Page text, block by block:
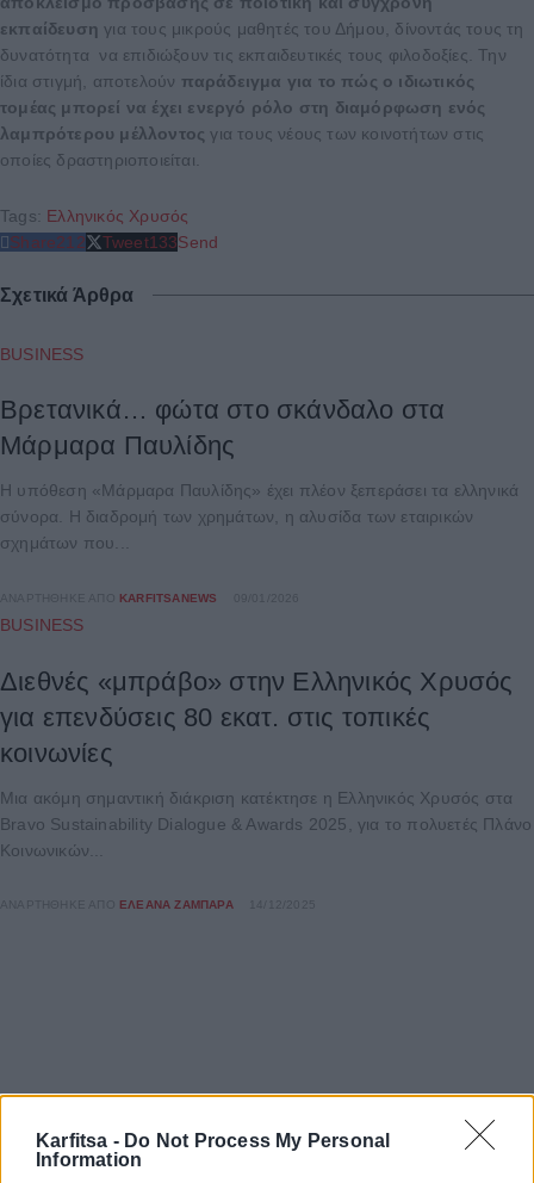
Karfitsa - Do Not Process My Personal
Information
εκπαίδευση για τους μικρούς μαθητές του Δήμου, δίνοντάς τους τη
δυνατότητα να επιδιώξουν τις εκπαιδευτικές τους φιλοδοξίες. Την
ίδια στιγμή, αποτελούν παράδειγμα για το πώς ο ιδιωτικός
τομέας μπορεί να έχει ενεργό ρόλο στη διαμόρφωση ενός
λαμπρότερου μέλλοντος για τους νέους των κοινοτήτων στις
οποίες δραστηριοποιείται.
Tags: Ελληνικός Χρυσός
Share212 Tweet133Send
Σχετικά Άρθρα
BUSINESS
Βρετανικά… φώτα στο σκάνδαλο στα
Μάρμαρα Παυλίδης
Η υπόθεση «Μάρμαρα Παυλίδης» έχει πλέον ξεπεράσει τα ελληνικά
σύνορα. Η διαδρομή των χρημάτων, η αλυσίδα των εταιρικών
σχημάτων που...
ΑΝΑΡΤΉΘΗΚΕ ΑΠΌ KARFITSANEWS 09/01/2026
BUSINESS
Διεθνές «μπράβο» στην Ελληνικός Χρυσός
για επενδύσεις 80 εκατ. στις τοπικές
κοινωνίες
Μια ακόμη σημαντική διάκριση κατέκτησε η Ελληνικός Χρυσός στα
Bravo Sustainability Dialogue & Awards 2025, για το πολυετές Πλάνο
Κοινωνικών...
ΑΝΑΡΤΉΘΗΚΕ ΑΠΌ ΕΛΕΆΝΑ ΖΑΜΠΆΡΑ